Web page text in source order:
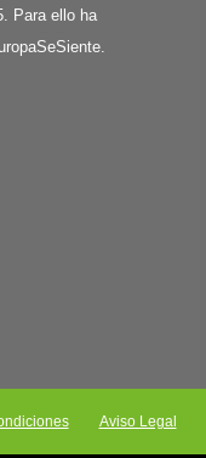
Para ello ha
Aviso Legal